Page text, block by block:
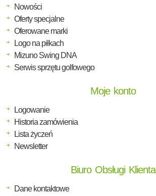
Nowości
Oferty specjalne
Oferowane marki
Logo na piłkach
Mizuno Swing DNA
Serwis sprzętu golfowego
Moje konto
Logowanie
Historia zamówienia
Lista życzeń
Newsletter
Biuro Obsługi Klienta
Dane kontaktowe